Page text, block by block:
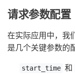
请求参数配置
在实际应用中，我
是几个关键参数的
start_time 和